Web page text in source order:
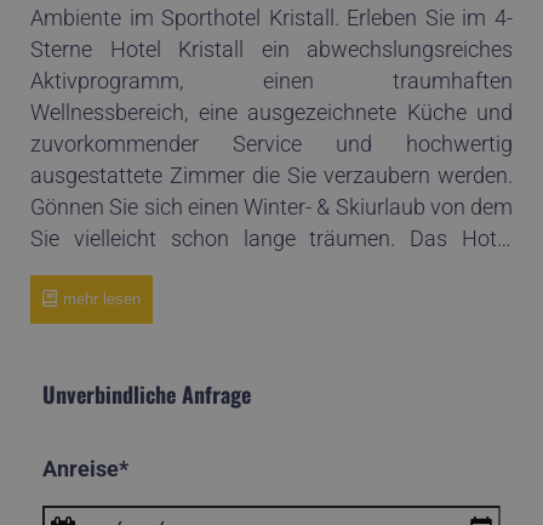
Ambiente im Sporthotel Kristall. Erleben Sie im 4-
Sterne Hotel Kristall ein abwechslungsreiches
Aktivprogramm, einen traumhaften
Wellnessbereich, eine ausgezeichnete Küche und
zuvorkommender Service und hochwertig
ausgestattete Zimmer die Sie verzaubern werden.
Gönnen Sie sich einen Winter- & Skiurlaub von dem
Sie vielleicht schon lange träumen. Das Hotel
Kristall Finkenberg in Tirol ist Ihre erste Adresse für
einen unvergesslichen Skiurlaub.
mehr lesen
Unverbindliche Anfrage
Anreise*